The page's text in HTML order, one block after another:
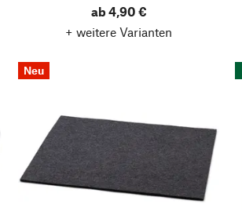
ab 4,90 €
+ weitere Varianten
Neu